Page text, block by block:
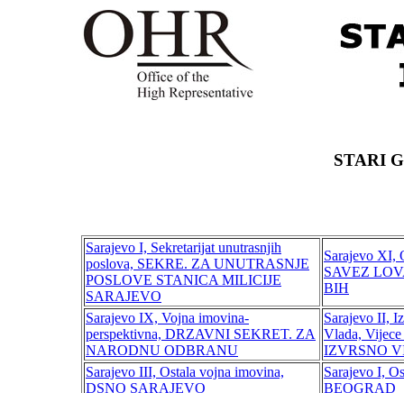
STARI
Sarajevo I, Sekretarijat unutrasnjih
poslova, SEKRE. ZA UNUTRASNJE
POSLOVE STANICA MILICIJE
SARAJEVO
Sarajevo XI,
SAVEZ
BIH
Sarajevo IX, Vojna imovina-
perspektivna, DRZAVNI SEKRET. ZA
NARODNU ODBRANU
Sarajevo II,
Vlada,
IZVRSNO
Sarajevo III, Ostala vojna imovina,
DSNO SARAJEVO
Sarajevo I,
BEOGRAD